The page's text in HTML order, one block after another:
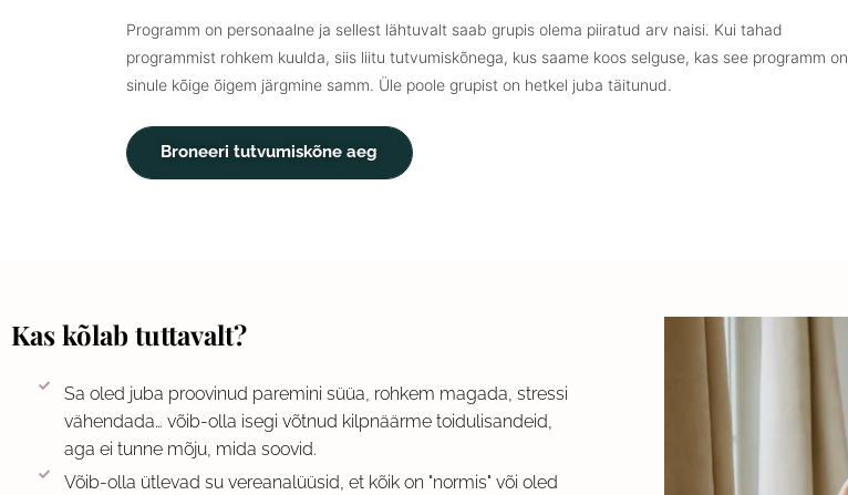
Programm on personaalne ja sellest lähtuvalt saab grupis olema piiratud arv naisi. Kui tahad
programmist rohkem kuulda, siis liitu tutvumiskõnega, kus saame koos selguse, kas see programm on
sinule kõige õigem järgmine samm. Üle poole grupist on hetkel juba täitunud.
Broneeri tutvumiskõne aeg
Kas kõlab tuttavalt?
Sa oled juba proovinud paremini süüa, rohkem magada, stressi
vähendada… võib-olla isegi võtnud kilpnäärme toidulisandeid,
aga ei tunne mõju, mida soovid.
Võib-olla ütlevad su vereanalüüsid, et kõik on "normis" või oled